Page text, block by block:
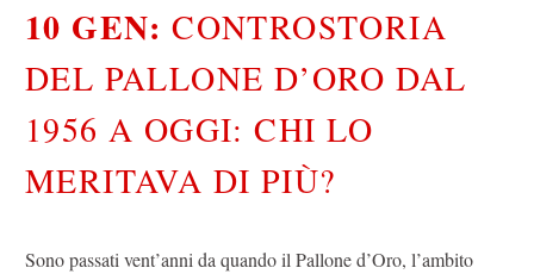
10 GEN:CONTROSTORIA
DEL PALLONE D’ORO DAL
1956 A OGGI: CHI LO
MERITAVA DI PIÙ?
Sono passati vent’anni da quando il Pallone d’Oro, l’ambito